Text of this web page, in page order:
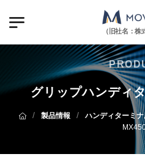
（旧社名：株
グリップハンディ
/ 製品情報 / ハンディターミ